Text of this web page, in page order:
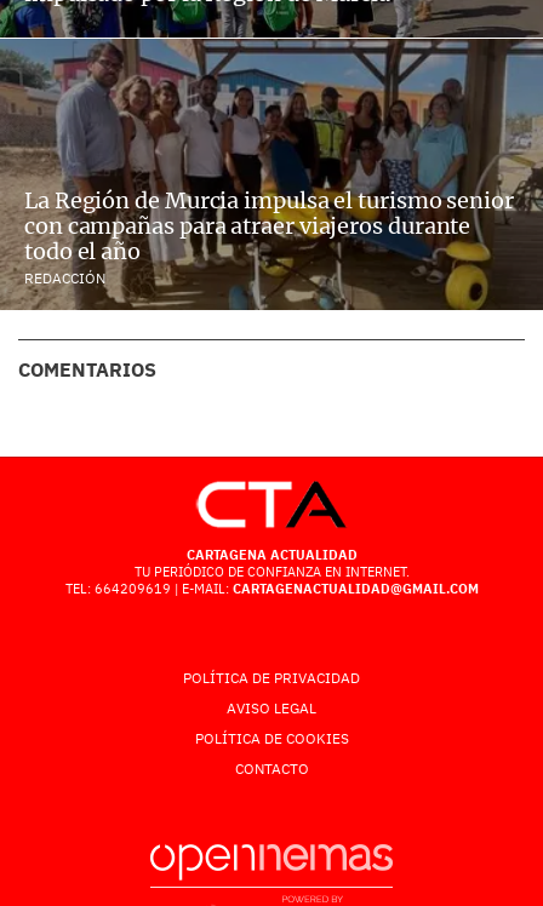
La Región de Murcia impulsa el turismo senior
con campañas para atraer viajeros durante
todo el año
REDACCIÓN
COMENTARIOS
CARTAGENA ACTUALIDAD
TU PERIÓDICO DE CONFIANZA EN INTERNET.
TEL: 664209619 | E-MAIL: CARTAGENACTUALIDAD@GMAIL.COM
POLÍTICA DE PRIVACIDAD
AVISO LEGAL
POLÍTICA DE COOKIES
CONTACTO